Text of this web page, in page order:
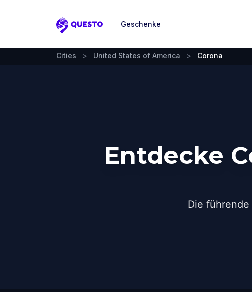
Questo
Geschenke
Cities > United States of America > Corona
Entdecke
Die